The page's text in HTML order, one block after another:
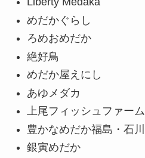
めだかぐらし
ろめおめだか
絶好鳥
めだか屋えにし
あゆメダカ
上尾フィッシュファーム
豊かなめだか福島・石川
銀寅めだか